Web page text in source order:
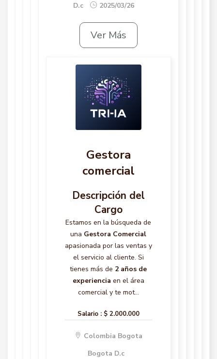
D.c
2025/03/26
Ver Más
Gestora
comercial
Descripción del
Cargo
Estamos en la búsqueda de
una Gestora Comercial
apasionada por las ventas y
el servicio al cliente. Si
tienes más de 2 años de
experiencia en el área
comercial y te mot...
Salario : $ 2.000.000
Colombia Bogota
Bogota D.c